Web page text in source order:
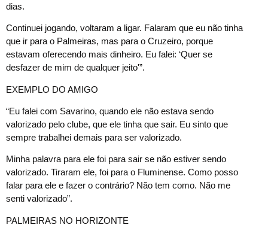
dias.
Continuei jogando, voltaram a ligar. Falaram que eu não tinha
que ir para o Palmeiras, mas para o Cruzeiro, porque
estavam oferecendo mais dinheiro. Eu falei: ‘Quer se
desfazer de mim de qualquer jeito'”.
EXEMPLO DO AMIGO
“Eu falei com Savarino, quando ele não estava sendo
valorizado pelo clube, que ele tinha que sair. Eu sinto que
sempre trabalhei demais para ser valorizado.
Minha palavra para ele foi para sair se não estiver sendo
valorizado. Tiraram ele, foi para o Fluminense. Como posso
falar para ele e fazer o contrário? Não tem como. Não me
senti valorizado”.
PALMEIRAS NO HORIZONTE